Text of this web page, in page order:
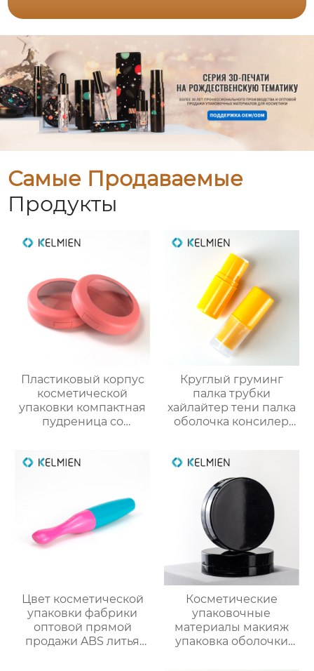
Самые Продаваемые
Продукты
Пластиковый корпус
косметической
упаковки компактная
пудреница со
дизайна
Круглый груминг
палка трубки
хайлайтер тени палка
оболочка консилер
пластик упаковка
снарядов
Цвет косметической
упаковки фабрики
оптовой прямой
продажи ABS литья
Косметические
упаковочные
материалы макияж
упаковка оболочки